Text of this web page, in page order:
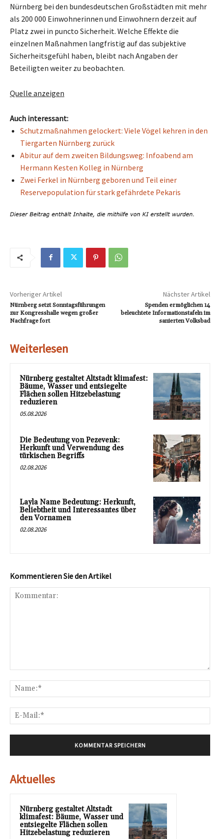
Nürnberg bei den bundesdeutschen Großstädten mit mehr
als 200 000 Einwohnerinnen und Einwohnern derzeit auf
Platz zwei in puncto Sicherheit. Welche Effekte die
einzelnen Maßnahmen langfristig auf das subjektive
Sicherheitsgefühl haben, bleibt nach Angaben der
Beteiligten weiter zu beobachten.
Quelle anzeigen
Auch interessant:
Schutzmaßnahmen gelockert: Viele Vögel kehren in den
Tiergarten Nürnberg zurück
Abitur auf dem zweiten Bildungsweg: Infoabend am
Hermann Kesten Kolleg in Nürnberg
Zwei Ferkel in Nürnberg geboren und Teil einer
Reservepopulation für stark gefährdete Pekaris
Vorheriger Artikel
Nürnberg setzt Sonntagsführungen
zur Kongresshalle wegen großer
Nachfrage fort
Nächster Artikel
Spenden ermöglichen 14
beleuchtete Informationstafeln im
sanierten Volksbad
Weiterlesen
Nürnberg gestaltet Altstadt klimafest:
Bäume, Wasser und entsiegelte
Flächen sollen Hitzebelastung
reduzieren
05.08.2026
Die Bedeutung von Pezevenk:
Herkunft und Verwendung des
türkischen Begriffs
02.08.2026
Layla Name Bedeutung: Herkunft,
Beliebtheit und Interessantes über
den Vornamen
02.08.2026
Kommentieren Sie den Artikel
Aktuelles
Nürnberg gestaltet Altstadt
klimafest: Bäume, Wasser und
entsiegelte Flächen sollen
Hitzebelastung reduzieren